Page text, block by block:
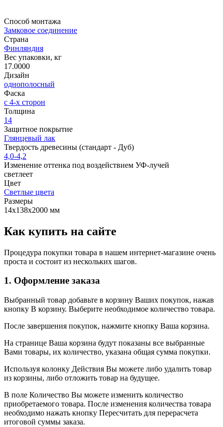
Способ монтажа
Замковое соединение
Страна
Финляндия
Вес упаковки, кг
17.0000
Дизайн
однополосный
Фаска
с 4-х сторон
Толщина
14
Защитное покрытие
Глянцевый лак
Твердость древесины (стандарт - Дуб)
4,0-4,2
Изменение оттенка под воздействием УФ-лучей
светлеет
Цвет
Светлые цвета
Размеры
14x138x2000 мм
Как купить на сайте
Процедура покупки товара в нашем интернет-магазине очень
проста и состоит из нескольких шагов.
1. Оформление заказа
Выбранный товар добавьте в корзину Ваших покупок, нажав
кнопку В корзину. Выберите необходимое количество товара.
После завершения покупок, нажмите кнопку Ваша корзина.
На странице Ваша корзина будут показаны все выбранные
Вами товары, их количество, указана общая сумма покупки.
Используя колонку Действия Вы можете либо удалить товар
из корзины, либо отложить товар на будущее.
В поле Количество Вы можете изменить количество
приобретаемого товара. После изменения количества товара
необходимо нажать кнопку Пересчитать для перерасчета
итоговой суммы заказа.